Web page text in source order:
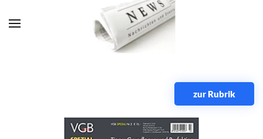
Zum Hauptinhalt springen
zur Rubrik